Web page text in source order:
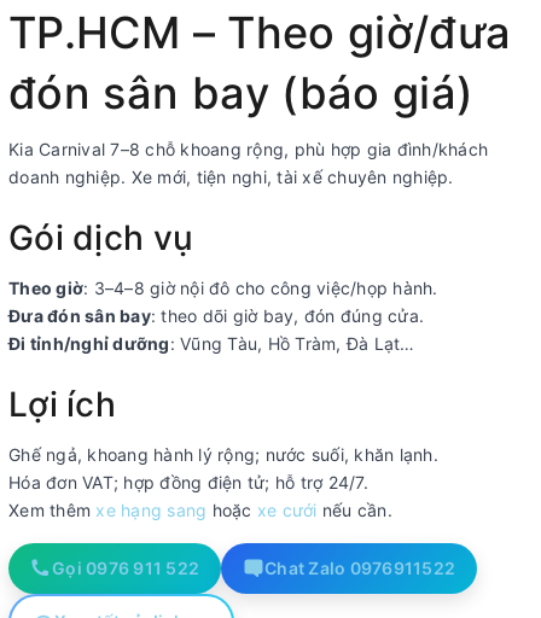
TP.HCM – Theo giờ/đưa
đón sân bay (báo giá)
Kia Carnival 7–8 chỗ khoang rộng, phù hợp gia đình/khách
doanh nghiệp. Xe mới, tiện nghi, tài xế chuyên nghiệp.
Gói dịch vụ
Theo giờ: 3–4–8 giờ nội đô cho công việc/họp hành.
Đưa đón sân bay: theo dõi giờ bay, đón đúng cửa.
Đi tỉnh/nghỉ dưỡng: Vũng Tàu, Hồ Tràm, Đà Lạt…
Lợi ích
Ghế ngả, khoang hành lý rộng; nước suối, khăn lạnh.
Hóa đơn VAT; hợp đồng điện tử; hỗ trợ 24/7.
Xem thêm xe hạng sang hoặc xe cưới nếu cần.
Gọi 0976 911 522 Chat Zalo 0976911522